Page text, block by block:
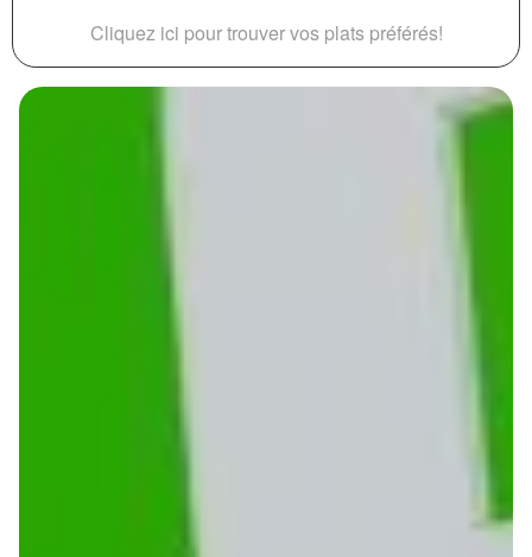
Cliquez ici pour trouver vos plats préférés!